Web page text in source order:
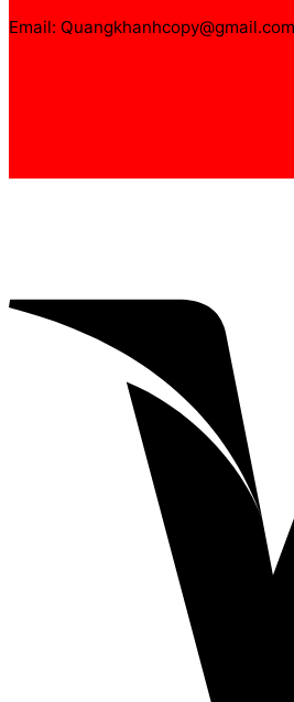
Email: Quangkhanhcopy@gmail.com